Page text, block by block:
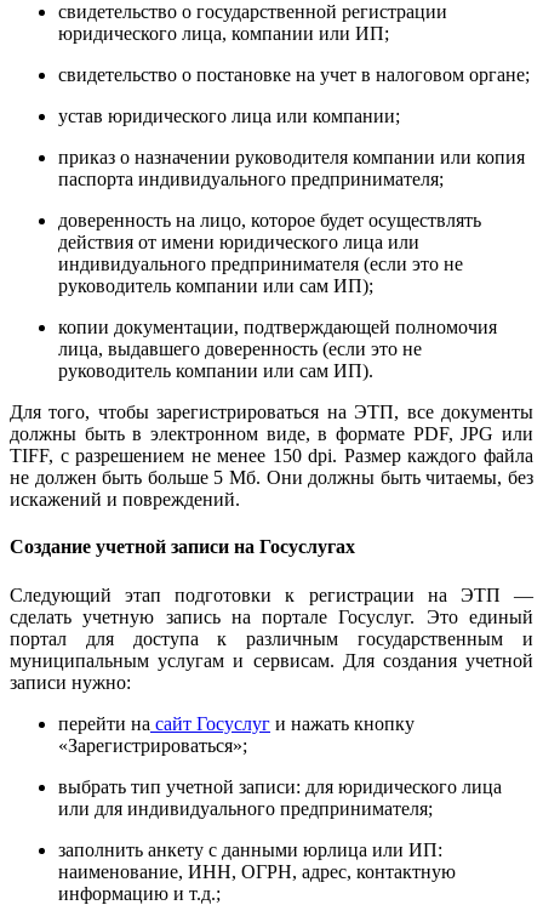
свидетельство о государственной регистрации
юридического лица, компании или ИП;
свидетельство о постановке на учет в налоговом органе;
устав юридического лица или компании;
приказ о назначении руководителя компании или копия
паспорта индивидуального предпринимателя;
доверенность на лицо, которое будет осуществлять
действия от имени юридического лица или
индивидуального предпринимателя (если это не
руководитель компании или сам ИП);
копии документации, подтверждающей полномочия
лица, выдавшего доверенность (если это не
руководитель компании или сам ИП).
Для того, чтобы зарегистрироваться на ЭТП, все документы
должны быть в электронном виде, в формате PDF, JPG или
TIFF, с разрешением не менее 150 dpi. Размер каждого файла
не должен быть больше 5 Мб. Они должны быть читаемы, без
искажений и повреждений.
Создание учетной записи на Госуслугах
Следующий этап подготовки к регистрации на ЭТП —
сделать учетную запись на портале Госуслуг. Это единый
портал для доступа к различным государственным и
муниципальным услугам и сервисам. Для создания учетной
записи нужно:
перейти на сайт Госуслуг и нажать кнопку
«Зарегистрироваться»;
выбрать тип учетной записи: для юридического лица
или для индивидуального предпринимателя;
заполнить анкету с данными юрлица или ИП:
наименование, ИНН, ОГРН, адрес, контактную
информацию и т.д.;